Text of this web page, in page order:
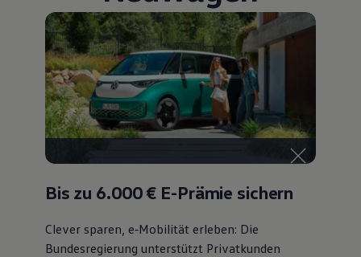
Bulli Magazin
Fahrzeugabholung ab Werk
Bis zu 6.000 € E-Prämie sichern
Clever sparen, e‑Mobilität erleben: Die
Bundesregierung unterstützt Privatkunden